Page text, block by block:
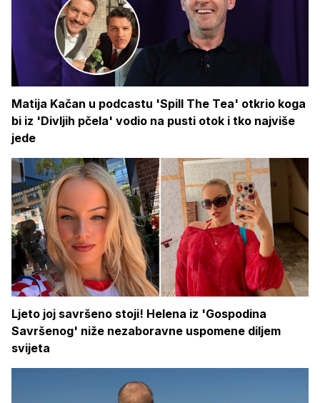
Matija Kačan u podcastu 'Spill The Tea' otkrio koga
bi iz 'Divljih pčela' vodio na pusti otok i tko najviše
jede
Ljeto joj savršeno stoji! Helena iz 'Gospodina
Savršenog' niže nezaboravne uspomene diljem
svijeta